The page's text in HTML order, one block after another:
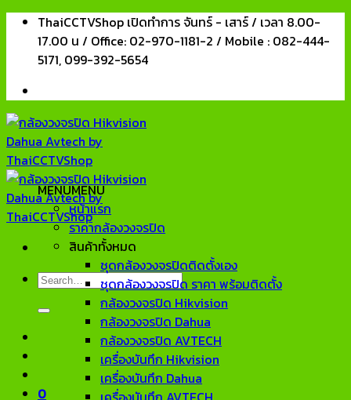
Skip
content
ThaiCCTVShop เปิดทำการ จันทร์ - เสาร์ / เวลา 8.00-
17.00 น / Office: 02-970-1181-2 / Mobile : 082-444-
5171, 099-392-5654
Search
0
MENUMENU
หน้าแรก
ราคากล้องวงจรปิด
สินค้าทั้งหมด
ชุดกล้องวงจรปิดติดตั้งเอง
ชุดกล้องวงจรปิด ราคา พร้อมติดตั้ง
กล้องวงจรปิด Hikvision
กล้องวงจรปิด Dahua
กล้องวงจรปิด AVTECH
เครื่องบันทึก Hikvision
เครื่องบันทึก Dahua